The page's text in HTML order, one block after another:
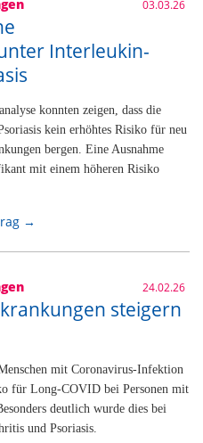
03.03.26
Interleukin-
konnten zeigen, dass die
kein erhöhtes Risiko für neu
bergen. Eine Ausnahme
mit einem höheren Risiko
→
24.02.26
steigern
mit Coronavirus-Infektion
für Long-COVID bei Personen mit
deutlich wurde dies bei
und Psoriasis.